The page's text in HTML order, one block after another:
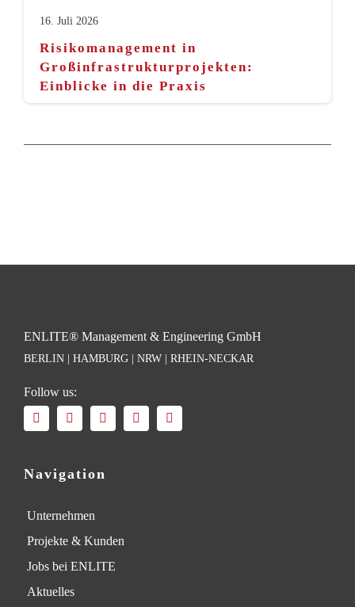
16. Juli 2026
Risikomanagement in
Großinfrastrukturprojekten:
Einblicke in die Praxis
ENLITE® Management & Engineering GmbH
BERLIN | HAMBURG | NRW | RHEIN-NECKAR
Follow us:
Navigation
Unternehmen
Projekte & Kunden
Jobs bei ENLITE
Aktuelles